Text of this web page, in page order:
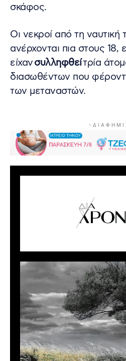
σκάφος.
Οι νεκροί από τη ναυτική
ανέρχονται πια στους
είχανσυλληφθείτρία
διασωθέντων που
των μεταναστών.
- Δ Ι Α Φ Η Μ Ι